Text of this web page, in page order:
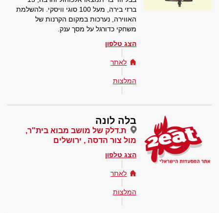
ברזי בירה, מעל 100 סוגי וויסקי. ולהשלמת
האווירה, נערכות במקום הקרנות של
משחקי כדורגל על מסך ענק.
הצג טלפון
לאתר
המלצות
בלה לונה
ת.דלק של מושב מבוא בית"ר,
מול צור הדסה , ירושלים
הצג טלפון
לאתר
המלצות